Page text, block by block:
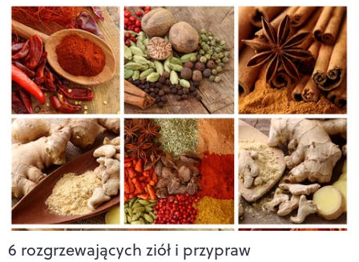
6 rozgrzewających ziół i przypraw